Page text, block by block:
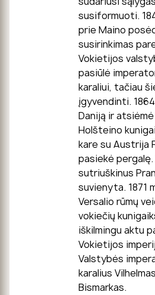
susiformuoti.
prie Maino
susirinkimas
Vokietijos
pasiūlė
karaliui, tačiau
įgyvendinti.
Daniją ir
Holšteino
kare su Austrija
pasiekė pergalę.
sutriuškinus
suvienyta. 1871
Versalio rūmų
vokiečių
iškilmingu aktu
Vokietijos
Valstybės
karalius
Bismarkas.